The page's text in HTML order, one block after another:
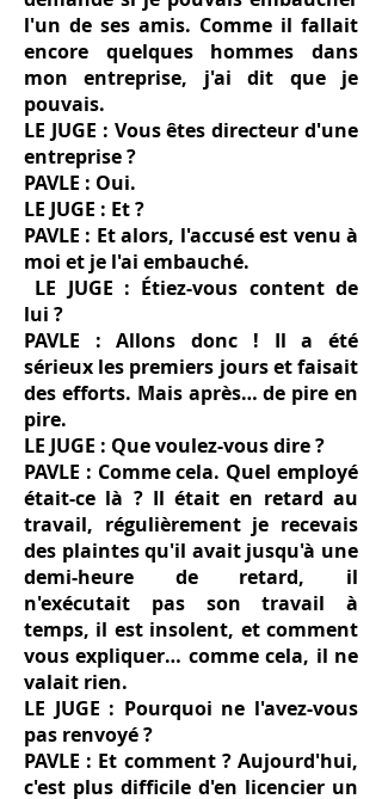
l'un de ses amis. Comme il fallait
encore quelques hommes dans
mon entreprise, j'ai dit que je
pouvais.
LE JUGE : Vous êtes directeur d'une
entreprise ?
PAVLE : Oui.
LE JUGE : Et ?
PAVLE : Et alors, l'accusé est venu à
moi et je l'ai embauché.
LE JUGE : Étiez-vous content de
lui ?
PAVLE : Allons donc ! Il a été
sérieux les premiers jours et faisait
des efforts. Mais après… de pire en
pire.
LE JUGE : Que voulez-vous dire ?
PAVLE : Comme cela. Quel employé
était-ce là ? Il était en retard au
travail, régulièrement je recevais
des plaintes qu'il avait jusqu'à une
demi-heure de retard, il
n'exécutait pas son travail à
temps, il est insolent, et comment
vous expliquer… comme cela, il ne
valait rien.
LE JUGE : Pourquoi ne l'avez-vous
pas renvoyé ?
PAVLE : Et comment ? Aujourd'hui,
c'est plus difficile d'en licencier un